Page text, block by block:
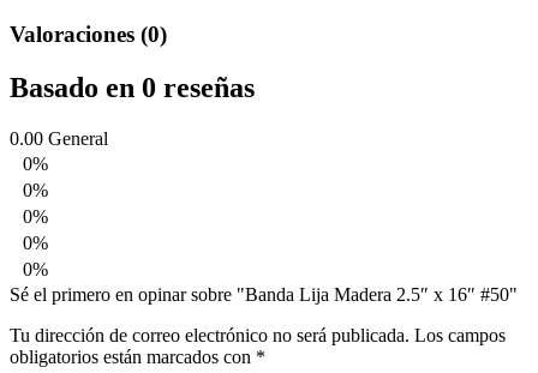
Valoraciones (0)
Basado en 0 reseñas
0.00 General
0%
0%
0%
0%
0%
Sé el primero en opinar sobre "Banda Lija Madera 2.5″ x 16″ #50"
Tu dirección de correo electrónico no será publicada. Los campos
obligatorios están marcados con *